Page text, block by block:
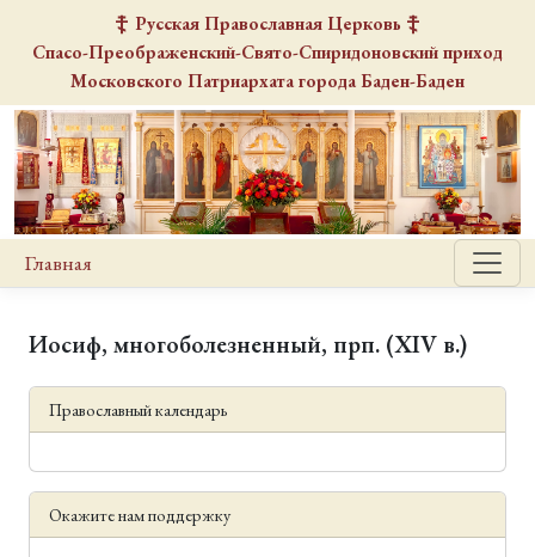
Русская Православная Церковь
Спасо-Преображенский-Свято-Спиридоновский приход
Московского Патриархата города Баден-Баден
Главная
Иосиф, многоболезненный, прп. (XIV в.)
Православный календарь
Окажите нам поддержку